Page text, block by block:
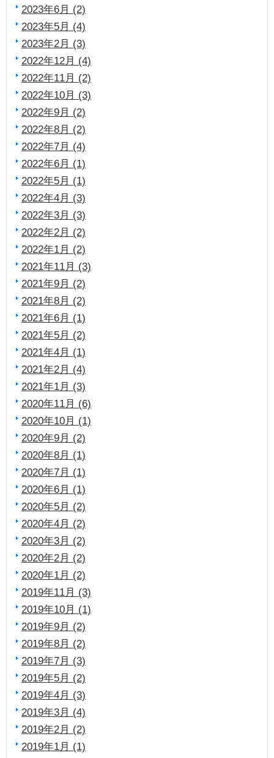
2023年6月 (2)
2023年5月 (4)
2023年2月 (3)
2022年12月 (4)
2022年11月 (2)
2022年10月 (3)
2022年9月 (2)
2022年8月 (2)
2022年7月 (4)
2022年6月 (1)
2022年5月 (1)
2022年4月 (3)
2022年3月 (3)
2022年2月 (2)
2022年1月 (2)
2021年11月 (3)
2021年9月 (2)
2021年8月 (2)
2021年6月 (1)
2021年5月 (2)
2021年4月 (1)
2021年2月 (4)
2021年1月 (3)
2020年11月 (6)
2020年10月 (1)
2020年9月 (2)
2020年8月 (1)
2020年7月 (1)
2020年6月 (1)
2020年5月 (2)
2020年4月 (2)
2020年3月 (2)
2020年2月 (2)
2020年1月 (2)
2019年11月 (3)
2019年10月 (1)
2019年9月 (2)
2019年8月 (2)
2019年7月 (3)
2019年5月 (2)
2019年4月 (3)
2019年3月 (4)
2019年2月 (2)
2019年1月 (1)